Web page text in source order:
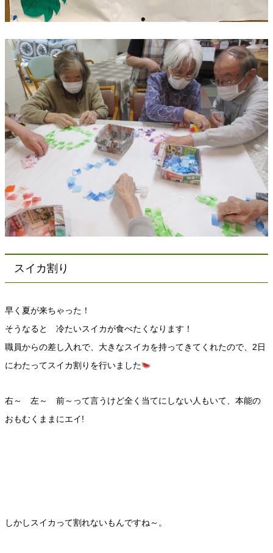
スイカ割り
早く夏が来ちゃった！
そうなると 冷たいスイカが食べたくなります！
職員からの差し入れで、大きなスイカを持ってきてくれたので、2日
にわたってスイカ割りを行いました
右～ 左～ 前～って言うけど全く当てにしない人もいて、本能の
おもむくままにエイ!
しかしスイカって割れないもんですね～。